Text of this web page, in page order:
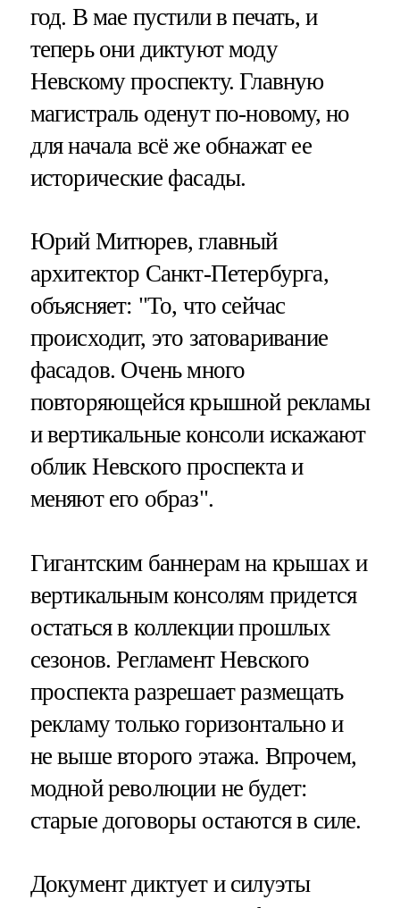
год. В мае пустили в печать, и
теперь они диктуют моду
Невскому проспекту. Главную
магистраль оденут по-новому, но
для начала всё же обнажат ее
исторические фасады.
Юрий Митюрев, главный
архитектор Санкт-Петербурга,
объясняет: "То, что сейчас
происходит, это затоваривание
фасадов. Очень много
повторяющейся крышной рекламы
и вертикальные консоли искажают
облик Невского проспекта и
меняют его образ".
Гигантским баннерам на крышах и
вертикальным консолям придется
остаться в коллекции прошлых
сезонов. Регламент Невского
проспекта разрешает размещать
рекламу только горизонтально и
не выше второго этажа. Впрочем,
модной революции не будет:
старые договоры остаются в силе.
Документ диктует и силуэты